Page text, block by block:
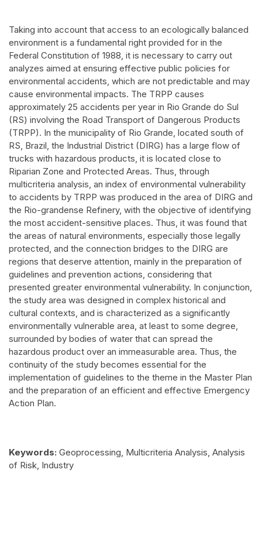
Taking into account that access to an ecologically balanced
environment is a fundamental right provided for in the
Federal Constitution of 1988, it is necessary to carry out
analyzes aimed at ensuring effective public policies for
environmental accidents, which are not predictable and may
cause environmental impacts. The TRPP causes
approximately 25 accidents per year in Rio Grande do Sul
(RS) involving the Road Transport of Dangerous Products
(TRPP). In the municipality of Rio Grande, located south of
RS, Brazil, the Industrial District (DIRG) has a large flow of
trucks with hazardous products, it is located close to
Riparian Zone and Protected Areas. Thus, through
multicriteria analysis, an index of environmental vulnerability
to accidents by TRPP was produced in the area of DIRG and
the Rio-grandense Refinery, with the objective of identifying
the most accident-sensitive places. Thus, it was found that
the areas of natural environments, especially those legally
protected, and the connection bridges to the DIRG are
regions that deserve attention, mainly in the preparation of
guidelines and prevention actions, considering that
presented greater environmental vulnerability. In conjunction,
the study area was designed in complex historical and
cultural contexts, and is characterized as a significantly
environmentally vulnerable area, at least to some degree,
surrounded by bodies of water that can spread the
hazardous product over an immeasurable area. Thus, the
continuity of the study becomes essential for the
implementation of guidelines to the theme in the Master Plan
and the preparation of an efficient and effective Emergency
Action Plan.
Keywords: Geoprocessing, Multicriteria Analysis, Analysis
of Risk, Industry